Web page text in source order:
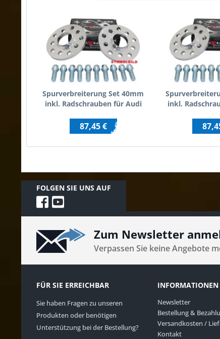
Spurverbreiterung Set 40mm
inkl. Radschrauben für Audi
87,45 €
inkl.
FOLGEN SIE UNS AUF
Zum Newsletter
Verpassen Sie keine Angebote
FÜR SIE ERREICHBAR
Sie haben Fragen zu unseren
Produkten oder benötigen
Unterstützung bei der Bestellung?
INFORMATIONEN
Newsletter
Bestellung &
Versandkosten /
Kontakt